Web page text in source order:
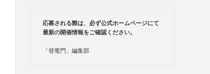
応募される際は、必ず公式ホームページにて
最新の開催情報をご確認ください。
「登竜門」編集部